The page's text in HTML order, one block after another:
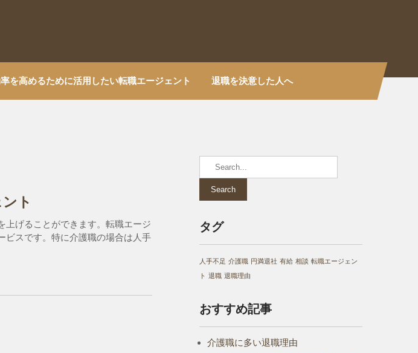
を高めるために活用したい転職エージェント 退職を決意した人へ
ト
上げることができます。転職エージ
ビスです。特に介護職の場合は人手
タグ
人手不足 介護職 円満退社 有給 相談 転職エージェン
ト 退職 退職理由
おすすめ記事
介護職に多い退職理由